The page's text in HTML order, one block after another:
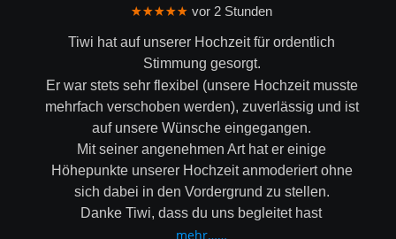
★★★★★ vor 2 Stunden
Tiwi hat auf unserer Hochzeit für ordentlich
Stimmung gesorgt.
Er war stets sehr flexibel (unsere Hochzeit musste
mehrfach verschoben werden), zuverlässig und ist
auf unsere Wünsche eingegangen.
Mit seiner angenehmen Art hat er einige
Höhepunkte unserer Hochzeit anmoderiert ohne
sich dabei in den Vordergrund zu stellen.
Danke Tiwi, dass du uns begleitet hast
mehr……